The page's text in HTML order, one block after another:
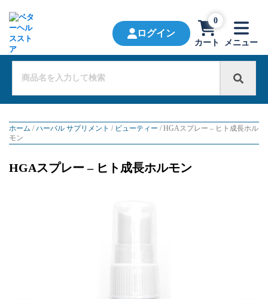
ログイン
カート
0
メニュー
ホーム /ハーバル サプリメント / ビューティー / HGAスプレー – ヒト成長ホル
モン
HGAスプレー – ヒト成長ホルモン